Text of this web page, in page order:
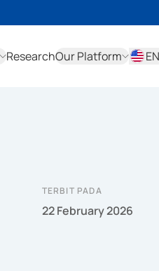
ResearchOur Platform
EN
TERBIT PADA
22 February 2026